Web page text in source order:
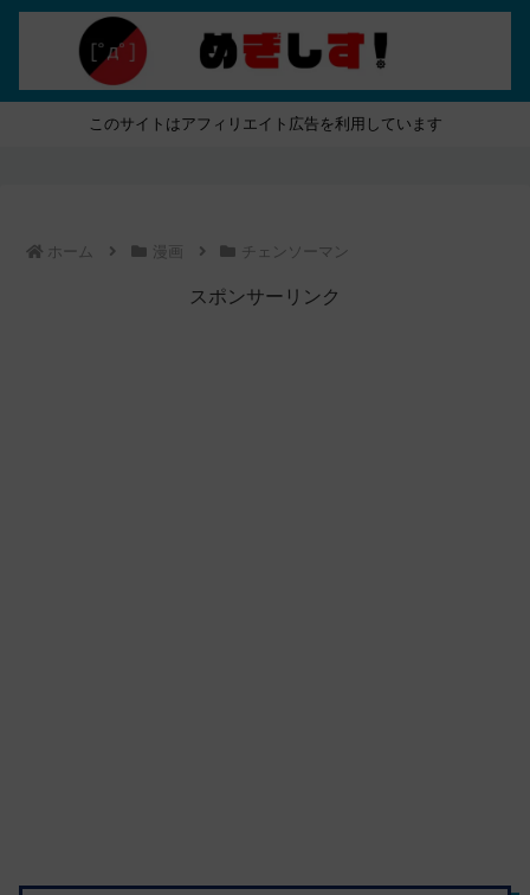
このサイトはアフィリエイト広告を利用しています
ホーム 漫画 チェンソーマン
スポンサーリンク